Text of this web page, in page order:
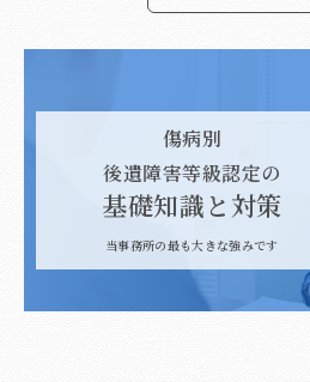
傷病別
後遺障害等級認定の
基礎知識と対策
当事務所の最も大きな強みです